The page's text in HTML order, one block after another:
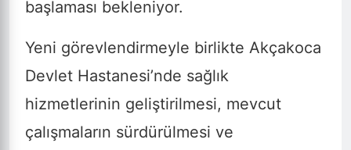
başlaması bekleniyor.
Yeni görevlendirmeyle birlikte Akçakoca
Devlet Hastanesi’nde sağlık
hizmetlerinin geliştirilmesi, mevcut
çalışmaların sürdürülmesi ve